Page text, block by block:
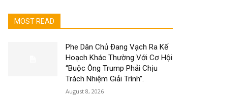
MOST READ
Phe Dân Chủ Đang Vạch Ra Kế
Hoạch Khác Thường Với Cơ Hội
“Buộc Ông Trump Phải Chịu
Trách Nhiệm Giải Trình”.
August 8, 2026